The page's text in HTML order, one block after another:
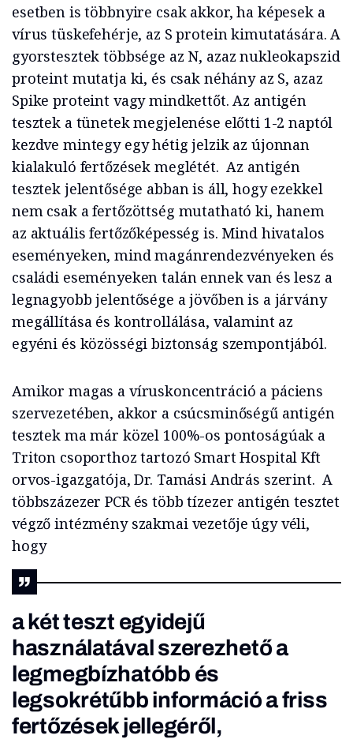
esetben is többnyire csak akkor, ha képesek a
vírus tüskefehérje, az S protein kimutatására. A
gyorstesztek többsége az N, azaz nukleokapszid
proteint mutatja ki, és csak néhány az S, azaz
Spike proteint vagy mindkettőt. Az antigén
tesztek a tünetek megjelenése előtti 1-2 naptól
kezdve mintegy egy hétig jelzik az újonnan
kialakuló fertőzések meglétét. Az antigén
tesztek jelentősége abban is áll, hogy ezekkel
nem csak a fertőzöttség mutatható ki, hanem
az aktuális fertőzőképesség is. Mind hivatalos
eseményeken, mind magánrendezvényeken és
családi eseményeken talán ennek van és lesz a
legnagyobb jelentősége a jövőben is a járvány
megállítása és kontrollálása, valamint az
egyéni és közösségi biztonság szempontjából.
Amikor magas a víruskoncentráció a páciens
szervezetében, akkor a csúcsminőségű antigén
tesztek ma már közel 100%-os pontoságúak a
Triton csoporthoz tartozó Smart Hospital Kft
orvos-igazgatója, Dr. Tamási András szerint. A
többszázezer PCR és több tízezer antigén tesztet
végző intézmény szakmai vezetője úgy véli,
hogy
a két teszt egyidejű
használatával szerezhető a
legmegbízhatóbb és
legsokrétűbb információ a friss
fertőzések jellegéről,